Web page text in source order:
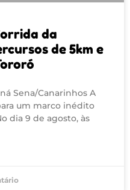
da
de 5km e
Sena/Canarinhos A
um marco inédito
dia 9 de agosto, às